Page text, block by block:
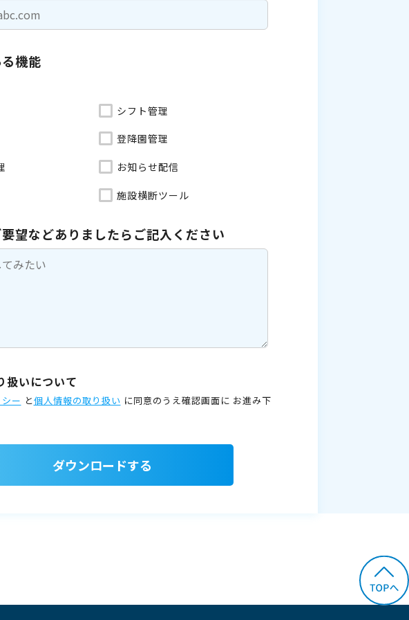
機能
シフト管理
登降園管理
お知らせ配信
施設横断ツール
望などありましたらご記入ください
扱いについて
ー と個人情報の取り扱い に同意のうえ確認画面に お進み下
ダウンロードする